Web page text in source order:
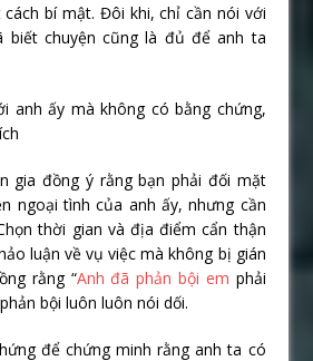
bí mật. Đôi khi, chỉ cần nói với
biết chuyện cũng là đủ để anh ta
anh ấy mà không có bằng chứng,
gia đồng ý rằng bạn phải đối mặt
ngoại tình của anh ấy, nhưng cần
thời gian và địa điểm cẩn thận
luận về vụ việc mà không bị gián
rằng “Anh đã phản bội em phải
bội luôn luôn nói dối.
để chứng minh rằng anh ta có